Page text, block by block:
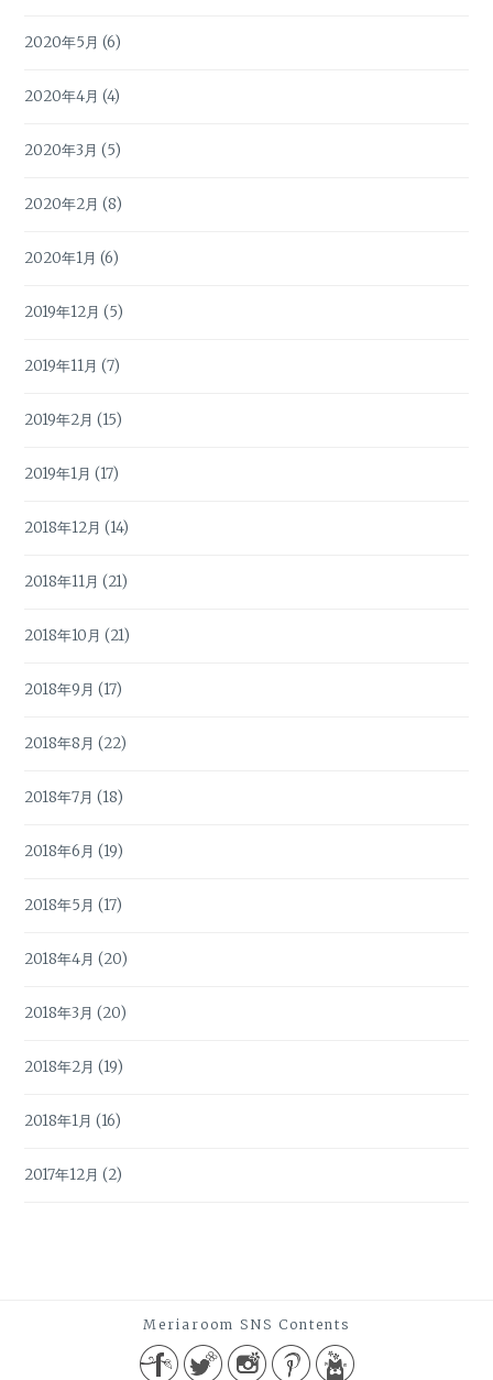
2020年5月 (6)
2020年4月 (4)
2020年3月 (5)
2020年2月 (8)
2020年1月 (6)
2019年12月 (5)
2019年11月 (7)
2019年2月 (15)
2019年1月 (17)
2018年12月 (14)
2018年11月 (21)
2018年10月 (21)
2018年9月 (17)
2018年8月 (22)
2018年7月 (18)
2018年6月 (19)
2018年5月 (17)
2018年4月 (20)
2018年3月 (20)
2018年2月 (19)
2018年1月 (16)
2017年12月 (2)
Meriaroom SNS Contents